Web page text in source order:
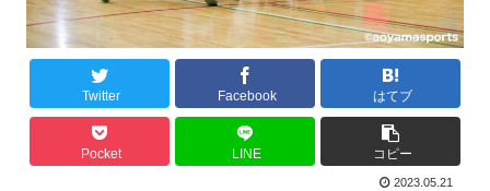
Twitter Facebook はてブ
Pocket LINE コピー
2023.05.21